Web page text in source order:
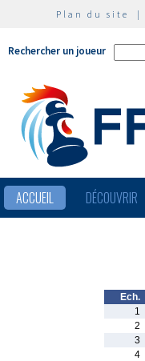
Plan du site |
Rechercher un joueur
ACCUEIL DÉCOUVRIR
Ech.
1
2
3
4